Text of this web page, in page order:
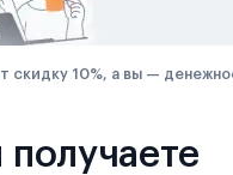
скидку 10%, а вы —
получаете